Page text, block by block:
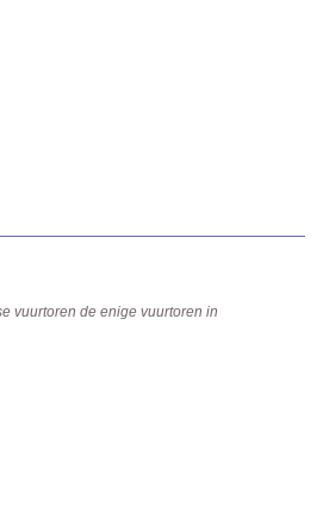
vuurtoren de enige vuurtoren in